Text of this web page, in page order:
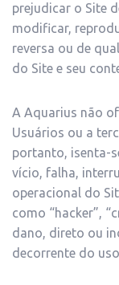
prejudicar o Site
modificar,
reversa ou de
do Site e seu
A Aquarius não
Usuários ou a
portanto, isenta-
vício, falha,
operacional do
como “hacker”,
dano, direto ou
decorrente do